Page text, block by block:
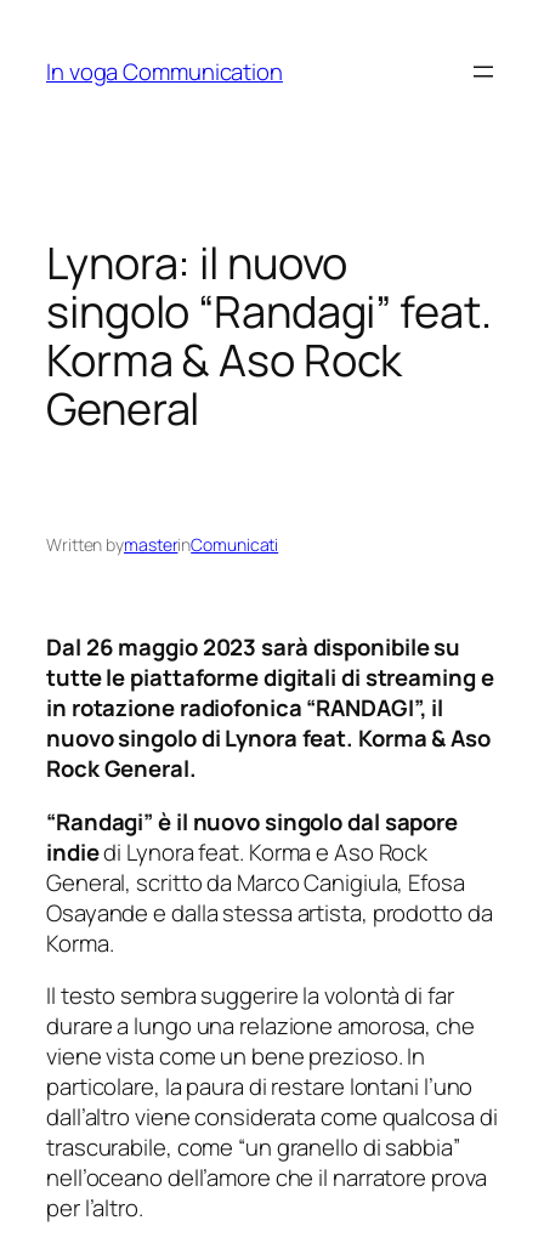
content
In voga Communication
Lynora: il nuovo
singolo “Randagi” feat.
Korma & Aso Rock
General
Written bymasterinComunicati
Dal 26 maggio 2023 sarà disponibile su
tutte le piattaforme digitali di streaming e
in rotazione radiofonica “RANDAGI”, il
nuovo singolo di Lynora feat. Korma & Aso
Rock General.
“Randagi” è il nuovo singolo dal sapore
indiedi Lynora feat. Korma e Aso Rock
General, scritto da Marco Canigiula, Efosa
Osayande e dalla stessa artista, prodotto da
Korma.
Il testo sembra suggerire la volontà di far
durare a lungo una relazione amorosa, che
viene vista come un bene prezioso. In
particolare, la paura di restare lontani l’uno
dall’altro viene considerata come qualcosa di
trascurabile, come “un granello di sabbia”
nell’oceano dell’amore che il narratore prova
per l’altro.